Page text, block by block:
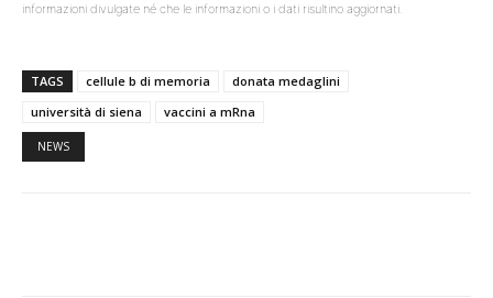
informazioni divulgate né che le informazioni o i dati risultino aggiornati.
TAGS cellule b di memoria
donata medaglini
università di siena
vaccini a mRna
NEWS